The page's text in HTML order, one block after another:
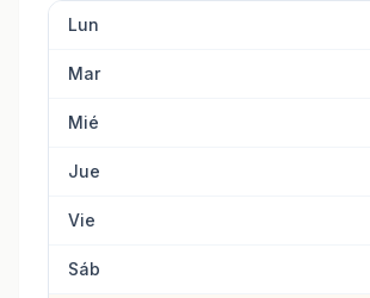
Lun
Mar
Mié
Jue
Vie
Sáb